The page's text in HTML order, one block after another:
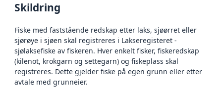
Skildring
Fiske med faststående redskap etter laks, sjøørret eller
sjørøye i sjøen skal registreres i Lakseregisteret -
sjølaksefiske av fiskeren. Hver enkelt fisker, fiskeredskap
(kilenot, krokgarn og settegarn) og fiskeplass skal
registreres. Dette gjelder fiske på egen grunn eller etter
avtale med grunneier.